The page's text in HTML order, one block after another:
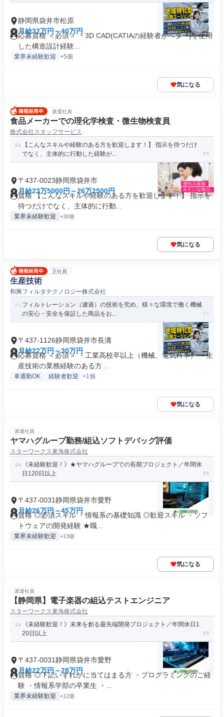
静岡県袋井市松原
月給32万円～40万円
応募資格 ＜必須＞ ・3D CAD(CATIAの経験者がベター)を使用
した構造設計経験...
業界未経験歓迎 +5個
気になる
派遣社員
食品メーカーでの理化学検査・微生物検査員
株式会社スタッフサービス
【こんなスキルや経験のある方を歓迎します！】 指示を待つだけ
でなく、主体的に行動した経験が...
〒437-0023静岡県袋井市
月給23万5000円～26万2500円
資格 【こんなスキルや経験のある方を歓迎します！】 指示を
待つだけでなく、主体的に行動...
業界未経験歓迎 +30個
気になる
正社員
生産技術
和興フィルタテクノロジー株式会社
フィルトレーション（濾過）の技術を究め、様々な環境で働く機械
の安心・安全を保証した商品をお...
〒437-1126静岡県袋井市長溝
月給22万円～30万円
応募資格 ＜必須＞ ・工業高校卒以上（機械、電気科卒） ・生
産技術の業務経験のある方 ...
車通勤OK 経験者歓迎 +1個
気になる
派遣社員
ヤマハグループ勤務/組込ソフトデバッグ評価
スターワークス東海株式会社
《未経験歓迎！》★ヤマハグループでの長期プロジェクト／年間休
日120日以上
〒437-0031静岡県袋井市愛野
月給26万円～45万円
資格 ◎必須スキル ・情報系の基礎知識 ◎歓迎スキル ・ソフ
トウェアの開発経験 ★職...
業界未経験歓迎 +13個
気になる
派遣社員
【静岡県】電子楽器の組込テストエンジニア
スターワークス東海株式会社
《未経験歓迎！》未来を創る最先端開発プロジェクト／年間休日1
20日以上
〒437-0031静岡県袋井市愛野
月給22万円～28万円
資格 ◎下記いずれかに当てはまる方 ・プログラミングのご経
験 ・情報系学部の卒業生 ・...
業界未経験歓迎 +12個